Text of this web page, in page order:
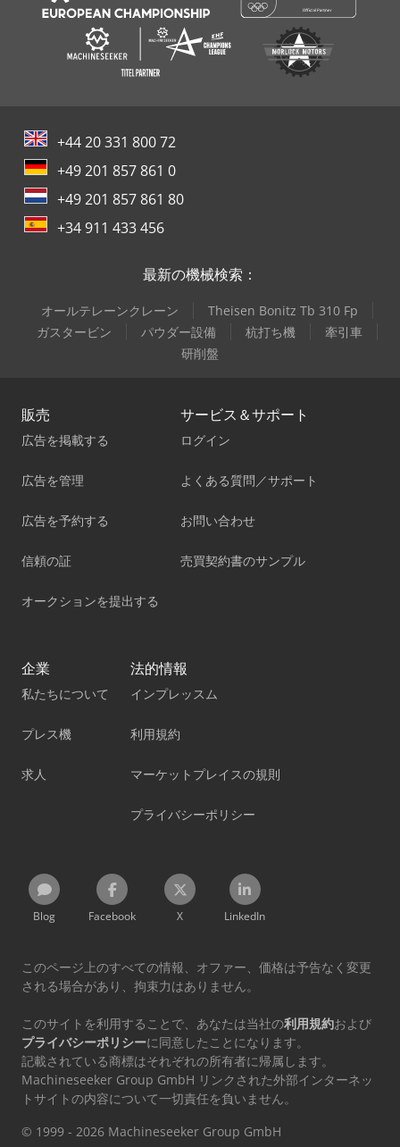
+44 20 331 800 72
+49 201 857 861 0
+49 201 857 861 80
+34 911 433 456
最新の機械検索：
オールテレーンクレーン
Theisen Bonitz Tb 310 Fp
ガスタービン
パウダー設備 杭打ち機
牽引車
研削盤
販売
広告を掲載する
広告を管理
広告を予約する
信頼の証
オークションを提出する
サービス＆サポート
ログイン
よくある質問／サポート
お問い合わせ
売買契約書のサンプル
企業
私たちについて
プレス機
求人
法的情報
インプレッスム
利用規約
マーケットプレイスの規則
プライバシーポリシー
Blog Facebook X LinkedIn
このページ上のすべての情報、オファー、価格は予告なく変更
される場合があり、拘束力はありません。
このサイトを利用することで、あなたは当社の利用規約および
プライバシーポリシーに同意したことになります。
記載されている商標はそれぞれの所有者に帰属します。
Machineseeker Group GmbH リンクされた外部インターネッ
トサイトの内容について一切責任を負いません。
© 1999 - 2026 Machineseeker Group GmbH